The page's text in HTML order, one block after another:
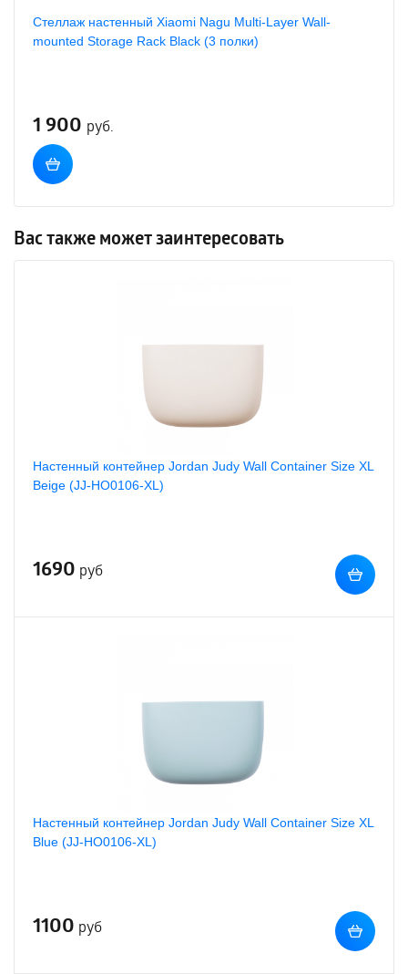
Стеллаж настенный Xiaomi Nagu Multi-Layer Wall-
mounted Storage Rack Black (3 полки)
1 900 руб.
Вас также может заинтересовать
Настенный контейнер Jordan Judy Wall Container Size XL
Beige (JJ-HO0106-XL)
1690 руб
Настенный контейнер Jordan Judy Wall Container Size XL
Blue (JJ-HO0106-XL)
1100 руб